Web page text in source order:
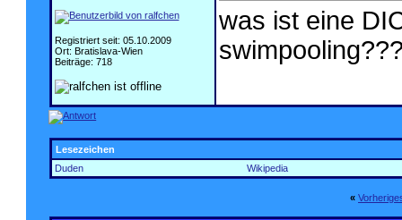
Registriert seit: 05.10.2009
Ort: Bratislava-Wien
Beiträge: 718
was ist eine
Lesezeichen
Duden
Wikipedia
«